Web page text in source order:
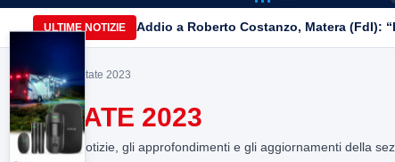
ULTIME NOTIZIE Addio a Roberto Costanzo, Matera (FdI):
Home> estate 2023
ESTATE 2023
Tutte le notizie, gli approfondimenti e gli aggiornamenti della